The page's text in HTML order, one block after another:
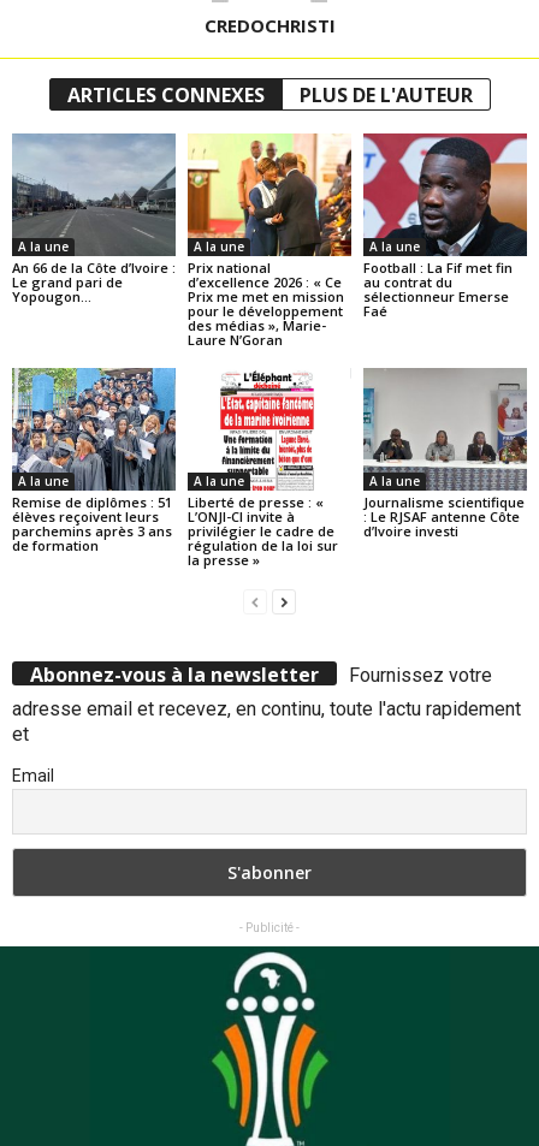
CREDOCHRISTI
ARTICLES CONNEXES PLUS DE L'AUTEUR
A la une
An 66 de la Côte d’Ivoire :
Le grand pari de
Yopougon…
A la une
Prix national
d’excellence 2026 : « Ce
Prix me met en mission
pour le développement
des médias », Marie-
Laure N’Goran
A la une
Football : La Fif met fin
au contrat du
sélectionneur Emerse
Faé
A la une
Remise de diplômes : 51
élèves reçoivent leurs
parchemins après 3 ans
de formation
A la une
Liberté de presse : «
L’ONJI-CI invite à
privilégier le cadre de
régulation de la loi sur
la presse »
A la une
Journalisme scientifique
: Le RJSAF antenne Côte
d’Ivoire investi
Abonnez-vous à la newsletter
Fournissez votre
adresse email et recevez, en continu, toute l'actu rapidement
et
Email
- Publicité -